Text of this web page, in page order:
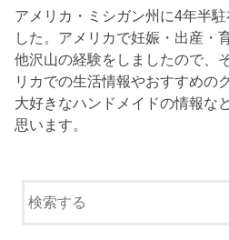
アメリカ・ミシガン州に4年半
した。アメリカで妊娠・出産・
他沢山の経験をしましたので、
リカでの生活情報やおすすめの
大好きなハンドメイドの情報な
思います。